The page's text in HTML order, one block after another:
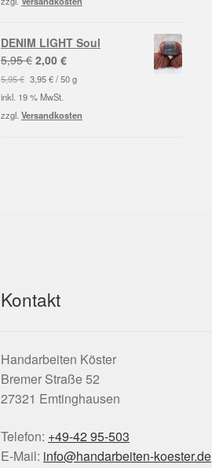
DENIM LIGHT Soul
5,95€ Ursprünglicher
Preis
war:
5,95 €
2,00€Aktueller
Preis
2,00 €.
5,95€ 3,95€/50 g
inkl. 19 % MwSt.
zzgl.Versandkosten
Kontakt
Handarbeiten Köster
Bremer Straße 52
27321 Emtinghausen
Telefon: +49-42 95-503
E-Mail: info@handarbeiten-koester.de